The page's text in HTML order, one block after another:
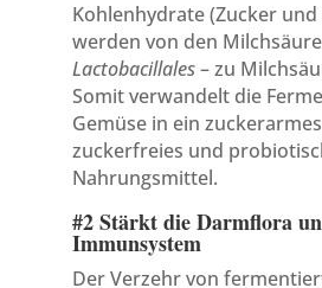
Kohlenhydrate (Zucker und
werden von den
Lactobacillales– zu
Somit verwandelt die
Gemüse in ein
zuckerfreies und
Nahrungsmittel.
#2 Stärkt die Darmflora
Immunsystem
Der Verzehr von